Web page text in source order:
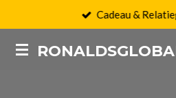
naar
Cadeau &